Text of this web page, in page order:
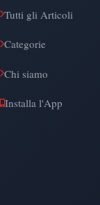
Tutti gli Articoli
Categorie
Chi siamo
Installa l'App